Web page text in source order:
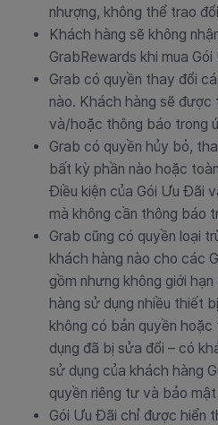
nhượng, không thể trao
Khách hàng sẽ không
GrabRewards khi mua
Grab có quyền thay đổi
nào. Khách hàng sẽ
và/hoặc thông báo trong
Grab có quyền hủy bỏ,
bất kỳ phần nào hoặc
Điều kiện của Gói Ưu Đãi
mà không cần thông báo
Grab cũng có quyền loại
khách hàng nào cho các
gồm nhưng không giới
hàng sử dụng nhiều thiết
không có bản quyền
dụng đã bị sửa đổi – có
sử dụng của khách hàng
quyền riêng tư và bảo
Gói Ưu Đãi chỉ được hiển